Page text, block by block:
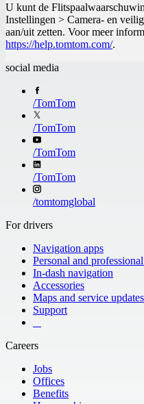
U kunt de
Instellingen > Camera- en
aan/uit zetten. Voor meer
https://help.tomtom.com/.
social media
/TomTom
/TomTom
/TomTom
/TomTom
/tomtomglobal
For drivers
Navigation apps
Personal and
In-dash navigation
Accessories
Maps and service updates
Support
Careers
Jobs
Offices
Benefits